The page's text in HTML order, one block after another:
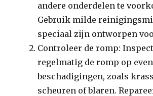
andere onderdelen te
Gebruik milde
speciaal zijn ontworpen
Controleer de romp:
regelmatig de romp op
beschadigingen, zoals
scheuren of blaren.